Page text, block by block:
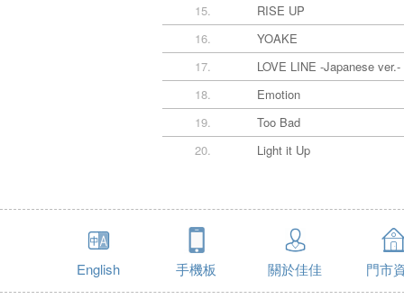
15.
RISE UP
16.
YOAKE
17.
LOVE LINE -Japanese ver.-
18.
Emotion
19.
Too Bad
20.
Light it Up
English 手機板 關於佳佳 門市